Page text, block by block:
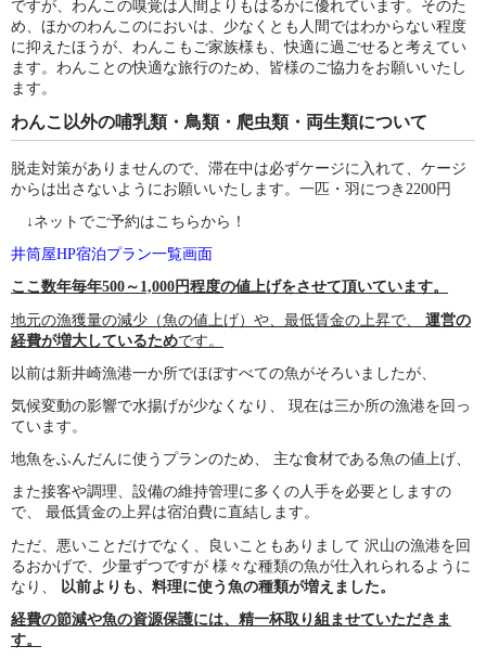
ですが、わんこの嗅覚は人間よりもはるかに優れています。そのた
め、ほかのわんこのにおいは、少なくとも人間ではわからない程度
に抑えたほうが、わんこもご家族様も、快適に過ごせると考えてい
ます。わんことの快適な旅行のため、皆様のご協力をお願いいたし
ます。
わんこ以外の哺乳類・鳥類・爬虫類・両生類について
脱走対策がありませんので、滞在中は必ずケージに入れて、ケージ
からは出さないようにお願いいたします。一匹・羽につき2200円
↓ネットでご予約はこちらから！
井筒屋HP宿泊プラン一覧画面
ここ数年毎年500～1,000円程度の値上げをさせて頂いています。
地元の漁獲量の減少（魚の値上げ）や、最低賃金の上昇で、
運営の
経費が増大しているためです。
以前は新井崎漁港一か所でほぼすべての魚がそろいましたが、
気候変動の影響で水揚げが少なくなり、
現在は三か所の漁港を回っ
ています。
地魚をふんだんに使うプランのため、 主な食材である魚の値上げ、
また接客や調理、設備の維持管理に多くの人手を必要としますの
で、
最低賃金の上昇は宿泊費に直結します。
ただ、悪いことだけでなく、良いこともありまして 沢山の漁港を回
るおかげで、少量ずつですが 様々な種類の魚が仕入れられるように
なり、
以前よりも、料理に使う魚の種類が増えました。
経費の節減や魚の資源保護には、精一杯取り組ませていただきま
す。